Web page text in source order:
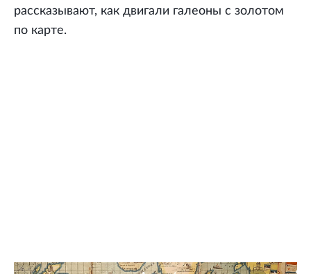
рассказывают, как двигали галеоны с золотом
по карте.